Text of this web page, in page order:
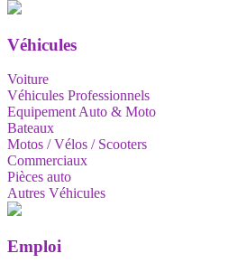
Véhicules
Voiture
Véhicules Professionnels
Equipement Auto & Moto
Bateaux
Motos / Vélos / Scooters
Commerciaux
Pièces auto
Autres Véhicules
Emploi